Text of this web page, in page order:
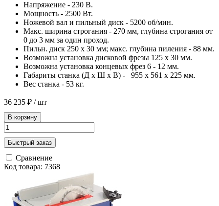
Напряжение - 230 В.
Мощность - 2500 Вт.
Ножевой вал и пильный диск - 5200 об/мин.
Макс. ширина строгания - 270 мм, глубина строгания от
0 до 3 мм за один проход.
Пильн. диск 250 х 30 мм; макс. глубина пиления - 88 мм.
Возможна установка дисковой фрезы 125 х 30 мм.
Возможна установка концевых фрез 6 - 12 мм.
Габариты станка (Д х Ш х В) - 955 х 561 х 225 мм.
Вес станка - 53 кг.
36 235 ₽ / шт
В корзину
Быстрый заказ
Сравнение
Код товара: 7368